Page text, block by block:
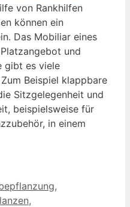
von Rankhilfen
können ein
Das Mobiliar eines
und
gibt es viele
Beispiel klappbare
Sitzgelegenheit und
beispielsweise für
in einem
,
,